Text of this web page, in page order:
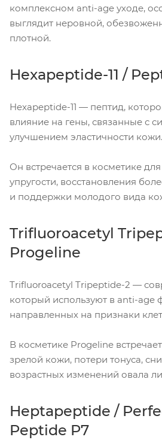
комплексном anti-age уходе,
выглядит неровной,
плотной.
Hexapeptide-11 /
Hexapeptide-11 — пептид,
влияние на гены, связанные с
улучшением эластичности кожи.
Он встречается в косметике
упругости, восстановления
и поддержки молодого вида
Trifluoroacetyl
Progeline
Trifluoroacetyl Tripeptide-2 —
который используют в anti-age
направленных на признаки
В косметике Progeline
зрелой кожи, потери тонуса,
возрастных изменений овала
Heptapeptide /
Peptide P7